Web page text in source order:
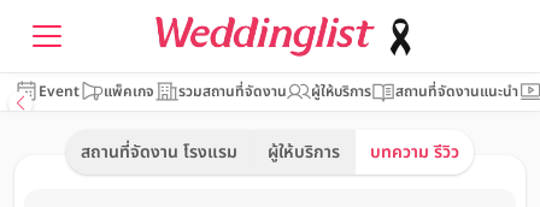
Event แพ็คเกจ รวมสถานที่จัดงาน ผู้ให้บริการ สถานที่จัดงานแนะนำ
สถานที่จัดงาน โรงแรม ผู้ให้บริการ บทความ รีวิว